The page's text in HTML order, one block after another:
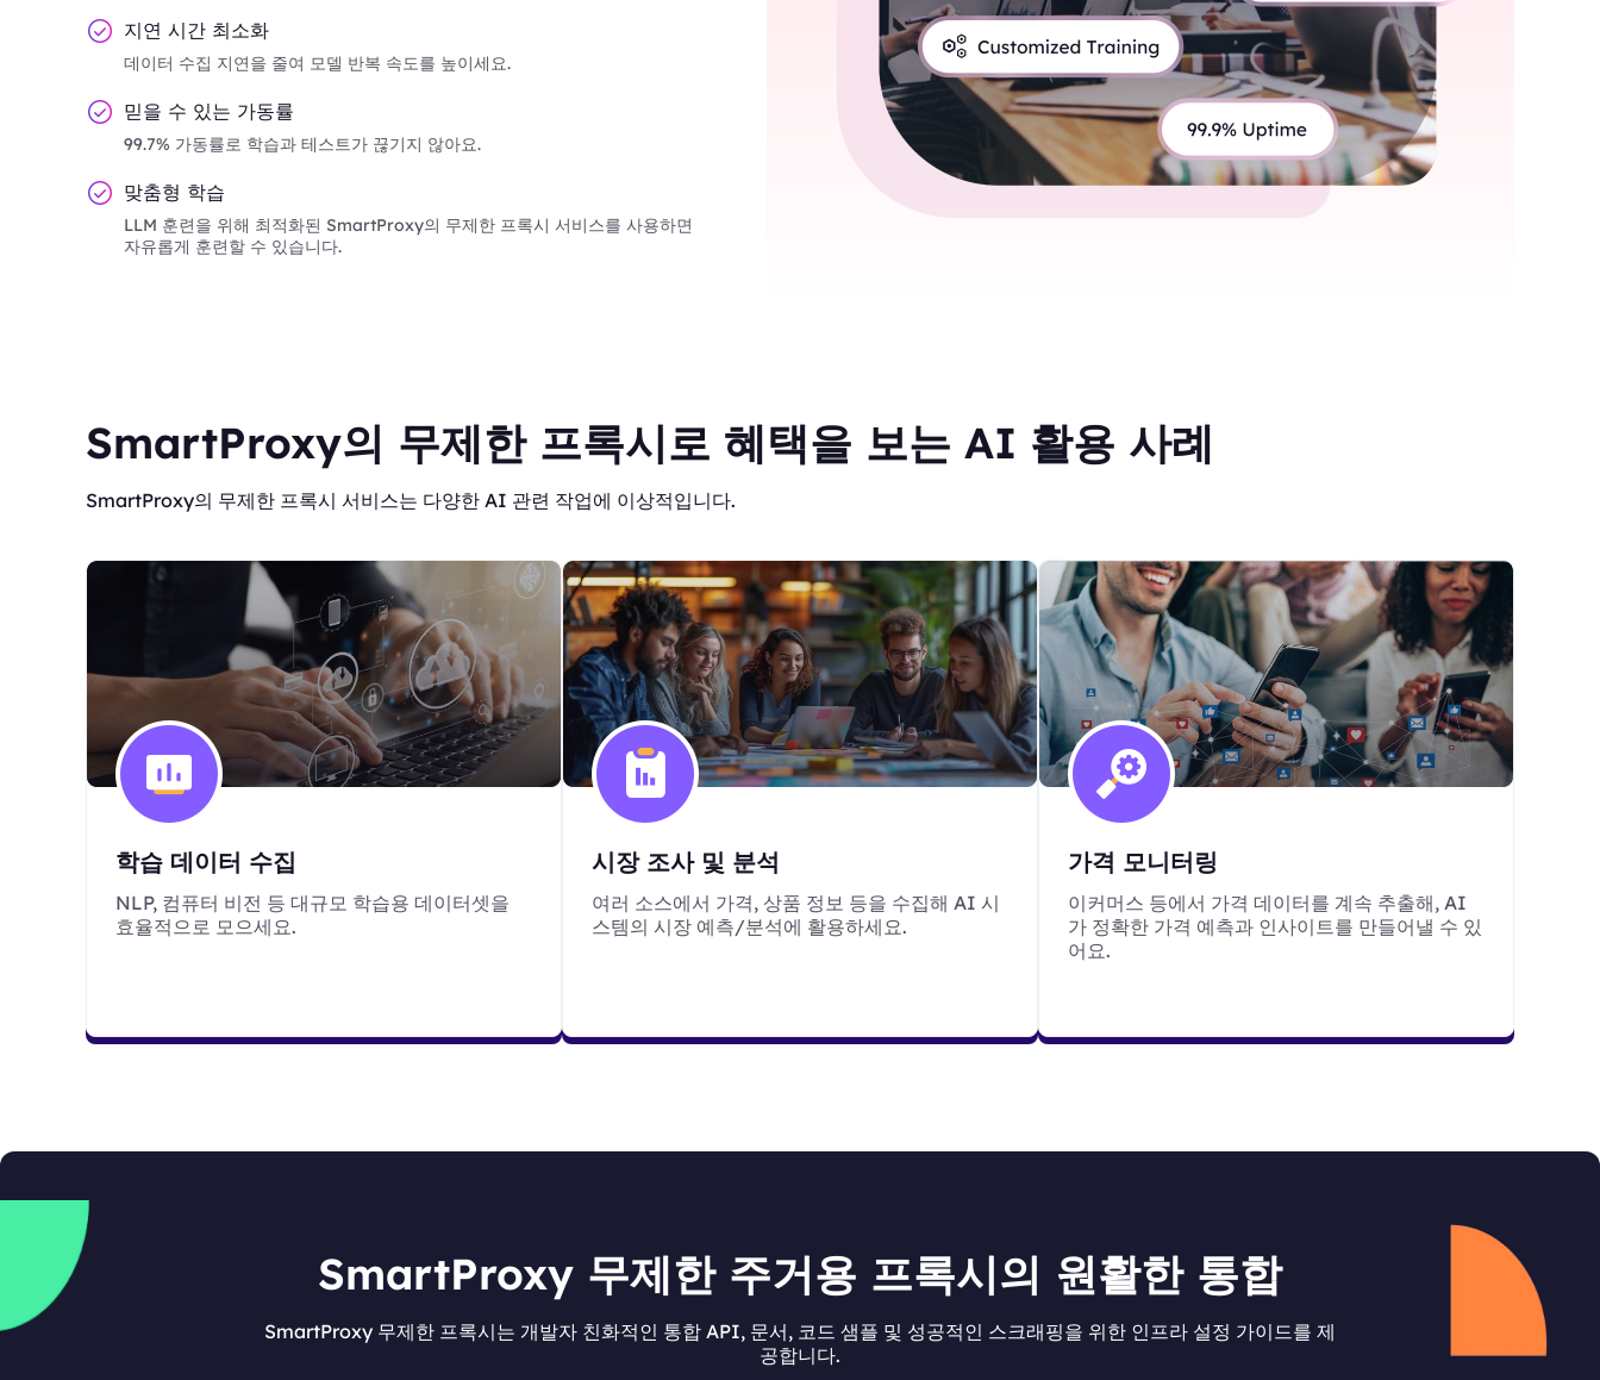
지연 시간 최소화
데이터 수집 지연을 줄여 모델 반복 속도를 높이세요.
믿을 수 있는 가동률
99.7% 가동률로 학습과 테스트가 끊기지 않아요.
맞춤형 학습
LLM 훈련을 위해 최적화된 SmartProxy의 무제한 프록시 서비스를 사용하면
자유롭게 훈련할 수 있습니다.
SmartProxy의 무제한 프록시로 혜택을 보는 AI 활용 사례
SmartProxy의 무제한 프록시 서비스는 다양한 AI 관련 작업에 이상적입니다.
학습 데이터 수집
NLP, 컴퓨터 비전 등 대규모 학습용 데이터셋을
효율적으로 모으세요.
시장 조사 및 분석
여러 소스에서 가격, 상품 정보 등을 수집해 AI 시
스템의 시장 예측/분석에 활용하세요.
가격 모니터링
이커머스 등에서 가격 데이터를 계속 추출해, AI
가 정확한 가격 예측과 인사이트를 만들어낼 수 있
어요.
SmartProxy 무제한 주거용 프록시의 원활한 통합
SmartProxy 무제한 프록시는 개발자 친화적인 통합 API, 문서, 코드 샘플 및 성공적인 스크래핑을 위한 인프라 설정 가이드를 제
공합니다.